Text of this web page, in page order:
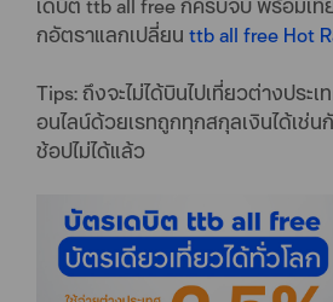
กอัตราแลกเปลี่ยน ttb all free Hot
Tips: ถึงจะไม่ได้บินไปเที่ยวต่างประ
อนไลน์ด้วยเรทถูกทุกสกุลเงินได้เช่น
ช้อปไม่ได้แล้ว